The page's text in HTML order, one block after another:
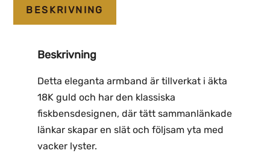
BESKRIVNING
Beskrivning
Detta eleganta armband är tillverkat i äkta
18K guld och har den klassiska
fiskbensdesignen, där tätt sammanlänkade
länkar skapar en slät och följsam yta med
vacker lyster.